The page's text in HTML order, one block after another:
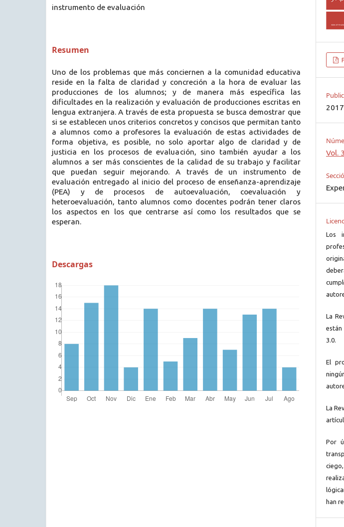
instrumento de evaluación
Resumen
Uno de los problemas que más conciernen a la comunidad educativa
reside en la falta de claridad y concreción a la hora de evaluar las
producciones de los alumnos; y de manera más específica las
dificultades en la realización y evaluación de producciones escritas en
lengua extranjera. A través de esta propuesta se busca demostrar que
si se establecen unos criterios concretos y concisos que permitan tanto
a alumnos como a profesores la evaluación de estas actividades de
forma objetiva, es posible, no solo aportar algo de claridad y de
justicia en los procesos de evaluación, sino también ayudar a los
alumnos a ser más conscientes de la calidad de su trabajo y facilitar
que puedan seguir mejorando. A través de un instrumento de
evaluación entregado al inicio del proceso de enseñanza-aprendizaje
(PEA) y de procesos de autoevaluación, coevaluación y
heteroevaluación, tanto alumnos como docentes podrán tener claros
los aspectos en los que centrarse así como los resultados que se
esperan.
Descargas
Vol.
Los
La
3.0.
El
La
Por
han